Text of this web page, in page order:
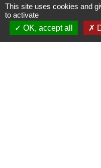
2 rue
+33
This site uses cookies and
to activate
OK, accept all